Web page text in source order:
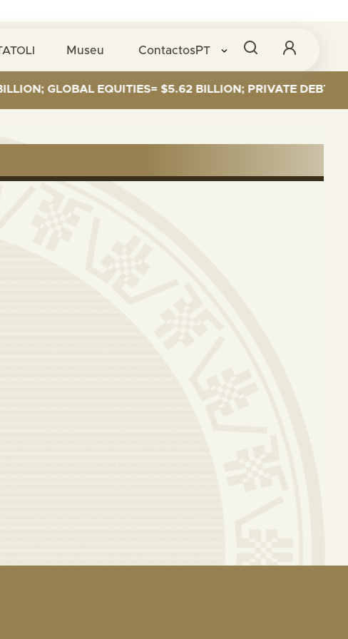
Museu Contactos PT
GLOBAL EQUITIES= $5.62 BILLION; PRIVATE DEBT=